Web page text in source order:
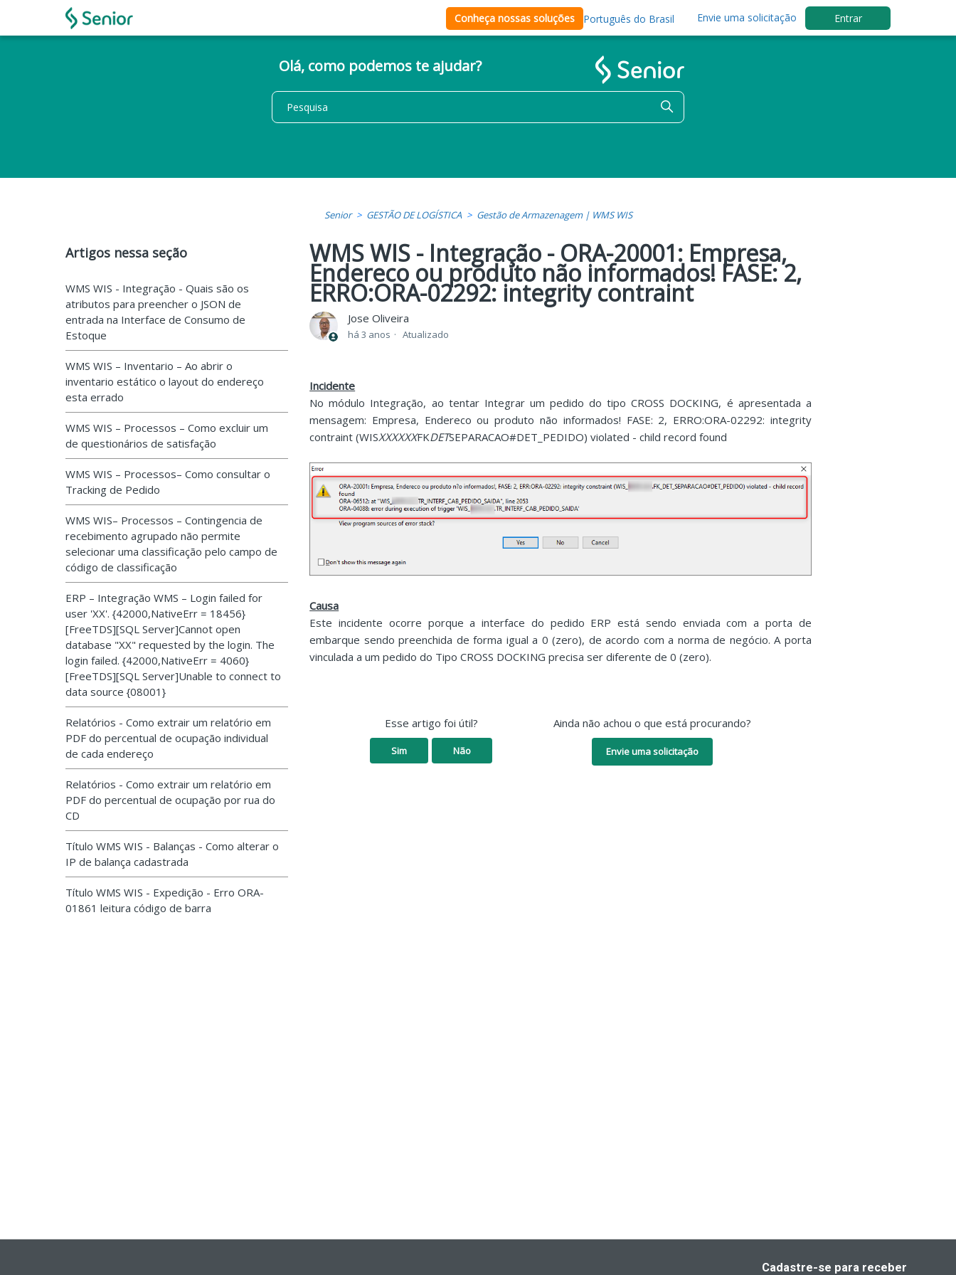
Conheça nossas soluções Português do Brasil Envie uma solicitação Entrar
Olá, como podemos te ajudar?
Senior GESTÃO DE LOGÍSTICA Gestão de Armazenagem | WMS WIS
Artigos nessa seção
WMS WIS - Integração - Quais são os
atributos para preencher o JSON de
entrada na Interface de Consumo de
Estoque
WMS WIS – Inventario – Ao abrir o
inventario estático o layout do endereço
esta errado
WMS WIS – Processos – Como excluir um
de questionários de satisfação
WMS WIS – Processos– Como consultar o
Tracking de Pedido
WMS WIS– Processos – Contingencia de
recebimento agrupado não permite
selecionar uma classificação pelo campo de
código de classificação
ERP – Integração WMS – Login failed for
user 'XX'. {42000,NativeErr = 18456}
[FreeTDS][SQL Server]Cannot open
database "XX" requested by the login. The
login failed. {42000,NativeErr = 4060}
[FreeTDS][SQL Server]Unable to connect to
data source {08001}
Relatórios - Como extrair um relatório em
PDF do percentual de ocupação individual
de cada endereço
Relatórios - Como extrair um relatório em
PDF do percentual de ocupação por rua do
CD
Título WMS WIS - Balanças - Como alterar o
IP de balança cadastrada
Título WMS WIS - Expedição - Erro ORA-
01861 leitura código de barra
WMS WIS - Integração - ORA-20001: Empresa,
Endereco ou produto não informados! FASE: 2,
ERRO:ORA-02292: integrity contraint
Jose Oliveira
há 3 anos Atualizado
Incidente
No módulo Integração, ao tentar Integrar um pedido do tipo CROSS DOCKING, é apresentada a
mensagem: Empresa, Endereco ou produto não informados! FASE: 2, ERRO:ORA-02292: integrity
contraint (WISXXXXXXFKDETSEPARACAO#DET_PEDIDO) violated - child record found
Causa
Este incidente ocorre porque a interface do pedido ERP está sendo enviada com a porta de
embarque sendo preenchida de forma igual a 0 (zero), de acordo com a norma de negócio. A porta
vinculada a um pedido do Tipo CROSS DOCKING precisa ser diferente de 0 (zero).
Esse artigo foi útil?
Sim Não
Ainda não achou o que está procurando?
Envie uma solicitação